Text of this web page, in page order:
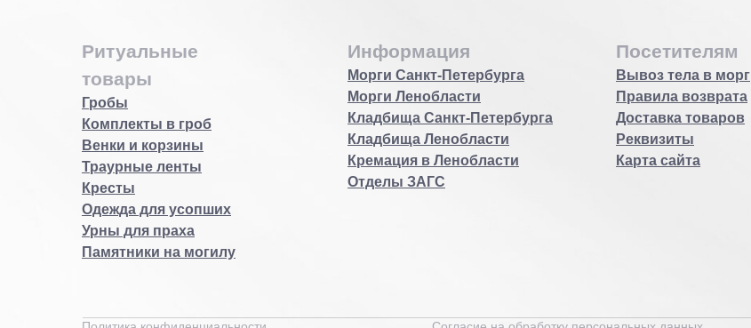
Ритуальные
товары
Гробы
Комплекты в гроб
Венки и корзины
Траурные ленты
Кресты
Одежда для усопших
Урны для праха
Памятники на могилу
Посетителям
Вывоз тела в морг
Правила возврата
Доставка товаров
Реквизиты
Карта сайта
Информация
Морги Санкт-Петербурга
Морги Ленобласти
Кладбища Санкт-Петербурга
Кладбища Ленобласти
Кремация в Ленобласти
Отделы ЗАГС